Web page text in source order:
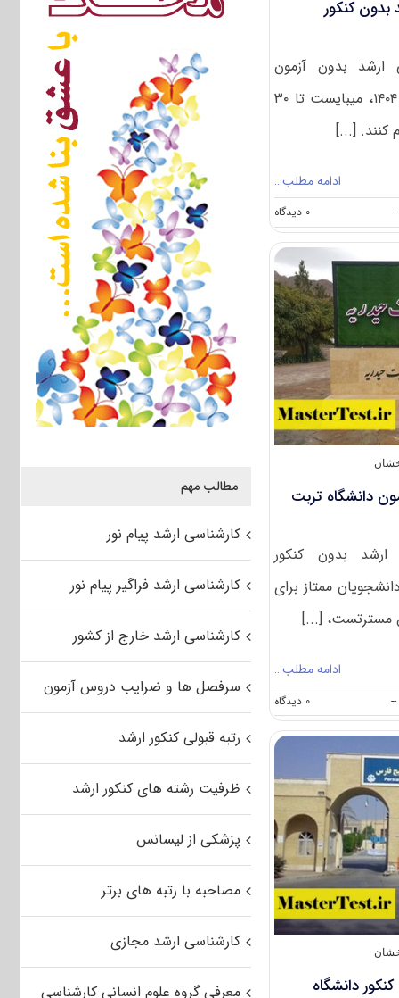
بدون کنکور
ارشد بدون آزمون
دانشگاه جامع انقلاب اسلامی ۱۴۰۴، میبایست تا ۳۰
کنند. [...]
ادامه مطلب…
-- ۰ دیدگاه
on
انتشار
اطلاعیه
کارشناسی
ارشد
بدون
کنکور
دانشگاه
انقلاب
اسلامی
دانشگاه تربت
ارشد بدون کنکور
ممتاز برای
ادامه مطلب…
-- ۰ دیدگاه
on
انتشار
اطلاعیه
ارشد
آزمون
دانشگاه
تربت
حیدریه
۱۴۰۴
دانشگاه
مطالب مهم
کارشناسی ارشد پیام نور
کارشناسی ارشد فراگیر پیام نور
کارشناسی ارشد خارج از کشور
سرفصل ها و ضرایب دروس آزمون
رتبه قبولی کنکور ارشد
ظرفیت رشته های کنکور ارشد
پزشکی از لیسانس
مصاحبه با رتبه های برتر
کارشناسی ارشد مجازی
معرفی گروه علوم انسانی کارشناسی